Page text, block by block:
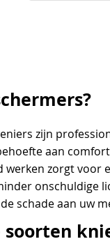
zijn
aan
werken zorgt
onschuldige
schade aan uw